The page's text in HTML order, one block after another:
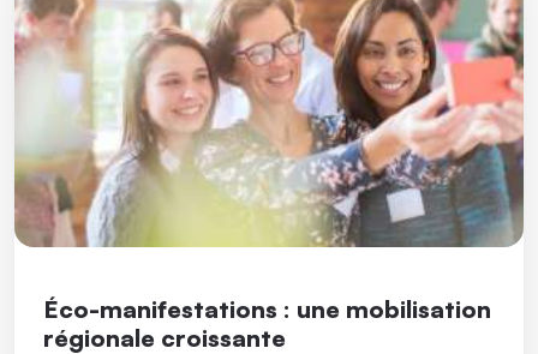
Éco-manifestations : une mobilisation
régionale croissante